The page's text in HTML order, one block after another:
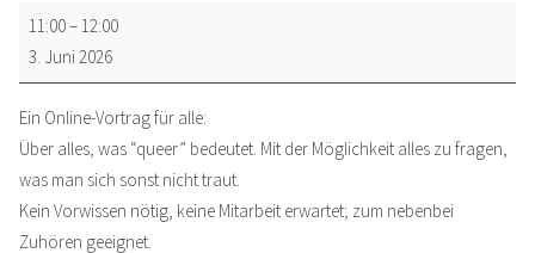
Vortrag:
Regenbögen.
Gendergaga.
Was
soll
alles?
11:00– 12:00
3. Juni 2026
Ein Online-Vortrag für alle:
Über alles, was “queer” bedeutet. Mit der Möglichkeit alles zu fragen,
was man sich sonst nicht traut.
Kein Vorwissen nötig, keine Mitarbeit erwartet; zum nebenbei
Zuhören geeignet.